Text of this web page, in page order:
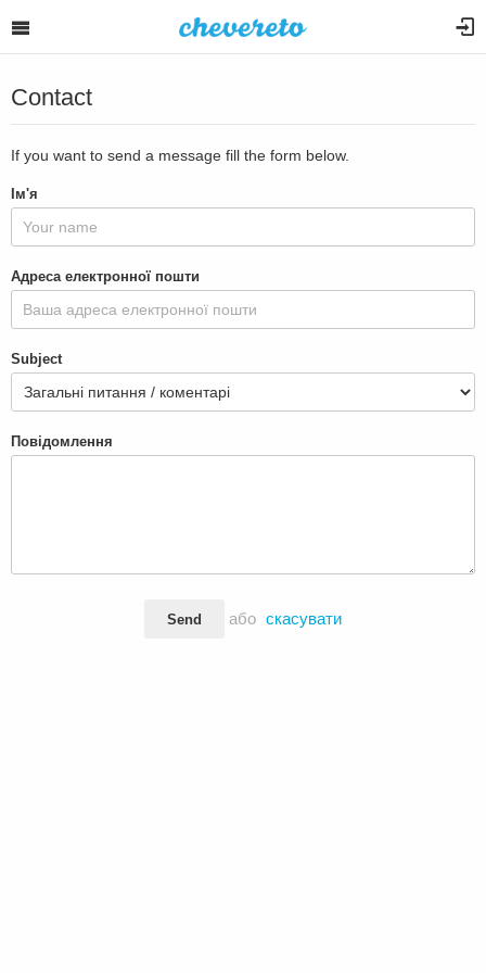
Contact
If you want to send a message fill the form below.
Ім'я
Адреса електронної пошти
Subject
Повідомлення
Send або скасувати